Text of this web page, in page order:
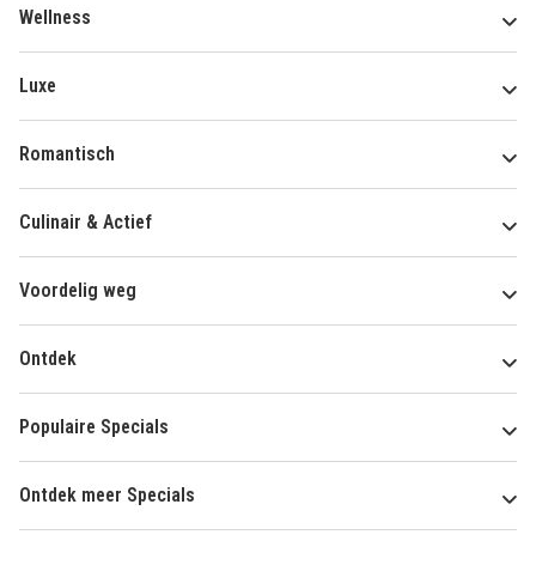
Wellness
Luxe
Romantisch
Culinair & Actief
Voordelig weg
Ontdek
Populaire Specials
Ontdek meer Specials